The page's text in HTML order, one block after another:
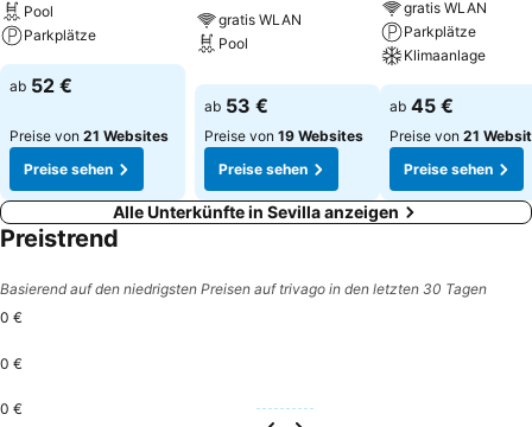
Pool
Parkplätze
ab 52 €
Preise von 21 Websites
Preise sehen
gratis WLAN
Pool
ab 53 €
Preise von 19 Websites
Preise sehen
gratis WLAN
Parkplätze
Klimaanlage
ab 45 €
Preise von 21
Preise sehen
Alle Unterkünfte in Sevilla anzeigen
Preistrend
Basierend auf den niedrigsten Preisen auf trivago in den letzten 30 Tagen
0 €
0 €
0 €